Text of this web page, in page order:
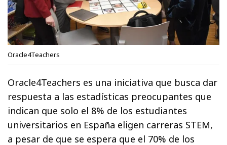
Oracle4Teachers
Oracle4Teachers es una iniciativa que busca dar
respuesta a las estadísticas preocupantes que
indican que solo el 8% de los estudiantes
universitarios en España eligen carreras STEM,
a pesar de que se espera que el 70% de los